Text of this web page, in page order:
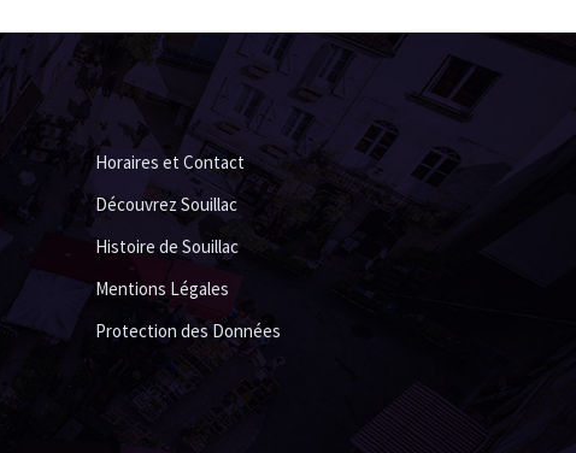
Horaires et Contact
Découvrez Souillac
Histoire de Souillac
Mentions Légales
Protection des Données